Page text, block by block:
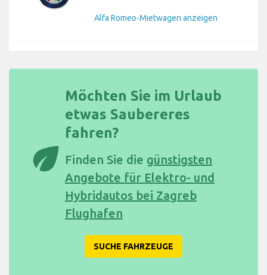
Alfa Romeo-Mietwagen anzeigen
eco
Möchten Sie im Urlaub
etwas Saubereres
fahren?
Finden Sie die günstigsten
Angebote für Elektro- und
Hybridautos bei Zagreb
Flughafen
SUCHE FAHRZEUGE